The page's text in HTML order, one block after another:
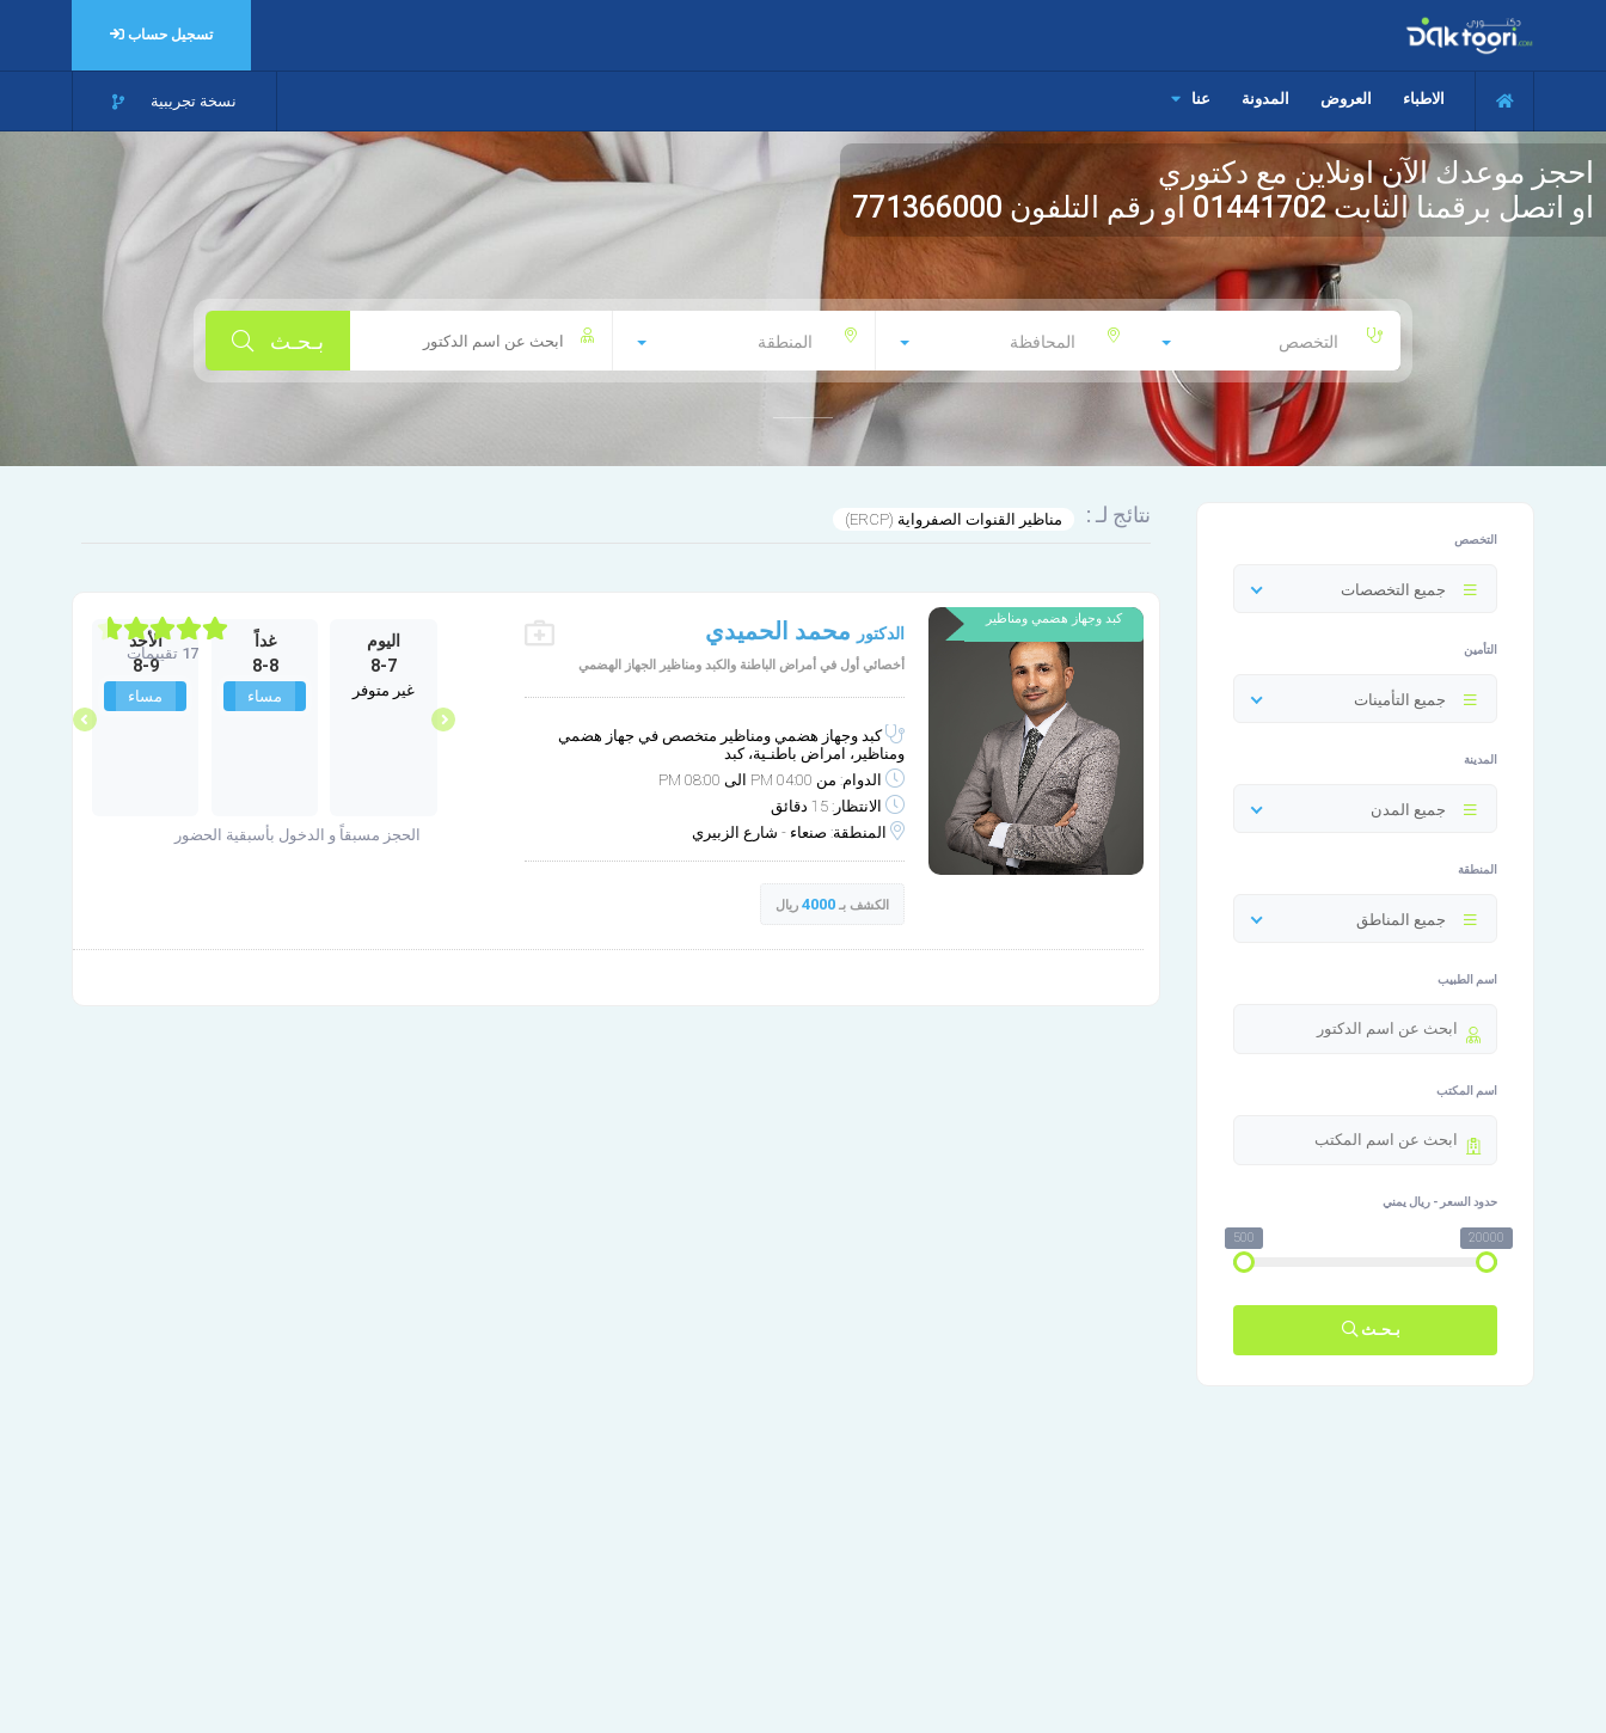
تسجيل حساب
نسخة تجريبية الاطباء العروض المدونة عنا
التخصص المحافظة المنطقة بـحـث
احجز موعدك الآن اونلاين مع دكتوري
771366000
او اتصل برقمنا الثابت01441702 او رقم التلفون
التخصص
جميع التخصصات
التأمين
جميع التأمينات
المدينة
جميع المدن
المنطقة
جميع المناطق
اسم الطبيب
اسم المكتب
حدود السعر - ريال يمني
500 20000
بـحـث
نتائج لـ : مناظير القنوات الصفرواية (ERCP)
كبد وجهاز هضمي ومناظير
الدكتور محمد الحميدي
أخصائي أول في أمراض الباطنة والكبد ومناظير الجهاز الهضمي
كبد وجهاز هضمي ومناظير متخصص في جهاز هضمي
ومناظير، امراض باطنـية، كبد
الدوام: من 04:00 PM الى 08:00 PM
الانتظار: 15 دقائق
المنطقة: صنعاء - شارع الزبيري
الكشف بـ 4000ريال
الثلاثاء
9-29
مساء
9-30
مساء
الخميس
اليوم
8-7
غير متوفر
غداً
8-8
مساء
الأحد
8-9
مساء
الحجز مسبقاً و الدخول بأسبقية الحضور
17 تقييمات